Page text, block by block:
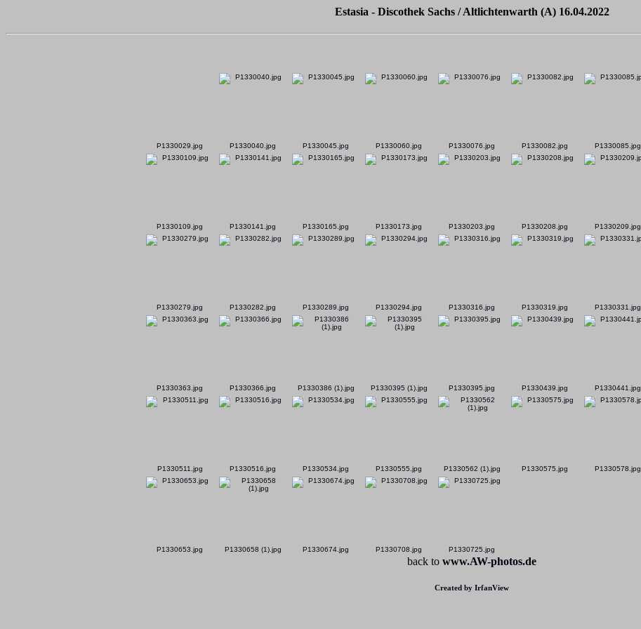
Estasia - Discothek Sachs / Altlichtenwarth (A) 16.04.2022
P1330029.jpg P1330040.jpg P1330045.jpg P1330060.jpg P1330076.jpg P1330082.jpg P1330085.jpg
P1330109.jpg P1330141.jpg P1330165.jpg P1330173.jpg P1330203.jpg P1330208.jpg P1330209.jpg
P1330279.jpg P1330282.jpg P1330289.jpg P1330294.jpg P1330316.jpg P1330319.jpg P1330331.jpg
P1330363.jpg P1330366.jpg P1330386 (1).jpg P1330395 (1).jpg P1330395.jpg P1330439.jpg P1330441.jpg
P1330511.jpg P1330516.jpg P1330534.jpg P1330555.jpg P1330562 (1).jpg P1330575.jpg P1330578.jpg
P1330653.jpg P1330658 (1).jpg P1330674.jpg P1330708.jpg P1330725.jpg
back to www.AW-photos.de
Created by IrfanView